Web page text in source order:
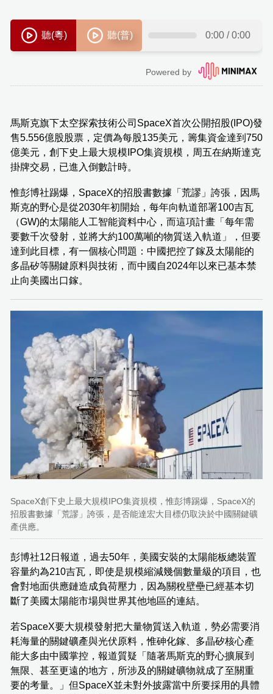
馬斯克旗下太空探索技術公司SpaceX首次公開招股(IPO)發
售5.556億股股票，定價為每股135美元，籌集資金達到750
億美元，創下史上最大規模IPO集資規模，周五在納斯達克
掛牌交易，已進入倒數計時。
惟彭博社踢爆，SpaceX的招股書數據「荒謬」誇張，因馬
斯克的野心是從2030年初開始，每年向軌道部署100吉瓦
（GW)的太陽能人工智能資料中心，而這項計畫「每年需
要數千次發射，並將大約100萬噸的物質送入軌道」，但要
達到此目標，有一個核心問題：中國把控了鎵及太陽能的
多晶矽等關鍵原料與技術，而中國自2024年以來已基本禁
止向美國出口鎵。
SpaceX創下史上最大規模IPO集資規模，惟彭博踢爆，SpaceX的
招股書數據「荒謬」誇張，是否能達宏大目標仍取決於中國關鍵礦
產供應。
彭博社12日報道，過去50年，美國安裝的太陽能板總裝置
容量約為210吉瓦，即使是規模縮減幾個數量級的項目，也
會對地面供應鏈造成負荷壓力，因為關稅壁壘已經基本切
斷了美國太陽能市場與世界其他地區的連結。
若SpaceX要大規模發射把大量物質送入軌道，勢必需要消
耗海量的關鍵礦產與光伏原料，惟砷化鎵、多晶矽核心產
能大多由中國掌控，報道質疑「隨著馬斯克的野心擴展到
無限、甚至更遠的地方，所涉及的關鍵礦物就成了至關重
要的考量。」但SpaceX並未對外披露當中所要採用的具體